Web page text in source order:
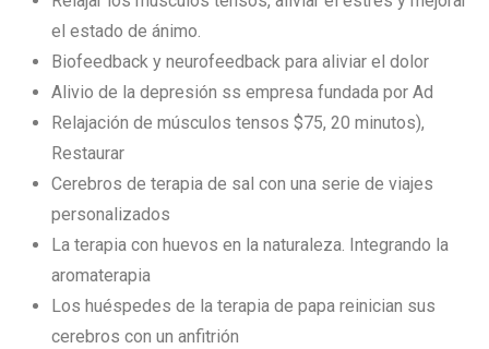
el estado de ánimo.
Biofeedback y neurofeedback para aliviar el dolor
Alivio de la depresión ss empresa fundada por Ad
Relajación de músculos tensos $75, 20 minutos),
Restaurar
Cerebros de terapia de sal con una serie de viajes
personalizados
La terapia con huevos en la naturaleza. Integrando la
aromaterapia
Los huéspedes de la terapia de papa reinician sus
cerebros con un anfitrión